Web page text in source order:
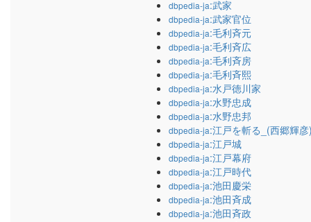
dbpedia-ja:武家
dbpedia-ja:武家官位
dbpedia-ja:毛利斉元
dbpedia-ja:毛利斉広
dbpedia-ja:毛利斉房
dbpedia-ja:毛利斉熙
dbpedia-ja:水戸徳川家
dbpedia-ja:水野忠成
dbpedia-ja:水野忠邦
dbpedia-ja:江戸を斬る_(西郷輝
dbpedia-ja:江戸城
dbpedia-ja:江戸幕府
dbpedia-ja:江戸時代
dbpedia-ja:池田慶栄
dbpedia-ja:池田斉成
dbpedia-ja:池田斉政